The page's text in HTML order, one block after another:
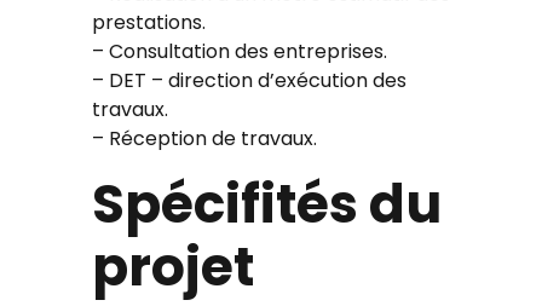
prestations.
– Consultation des entreprises.
– DET – direction d’exécution des
travaux.
– Réception de travaux.
Spécifités du
projet